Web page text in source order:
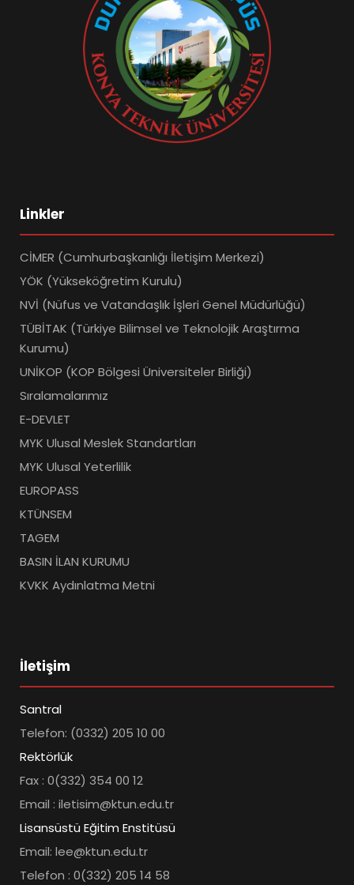
Linkler
CİMER (Cumhurbaşkanlığı İletişim Merkezi)
YÖK (Yükseköğretim Kurulu)
NVİ (Nüfus ve Vatandaşlık İşleri Genel Müdürlüğü)
TÜBİTAK (Türkiye Bilimsel ve Teknolojik Araştırma
Kurumu)
UNİKOP (KOP Bölgesi Üniversiteler Birliği)
Sıralamalarımız
E-DEVLET
MYK Ulusal Meslek Standartları
MYK Ulusal Yeterlilik
EUROPASS
KTÜNSEM
TAGEM
BASIN İLAN KURUMU
KVKK Aydınlatma Metni
İletişim
Santral
Telefon: (0332) 205 10 00
Rektörlük
Fax : 0(332) 354 00 12
Email : iletisim@ktun.edu.tr
Lisansüstü Eğitim Enstitüsü
Email: lee@ktun.edu.tr
Telefon : 0(332) 205 14 58